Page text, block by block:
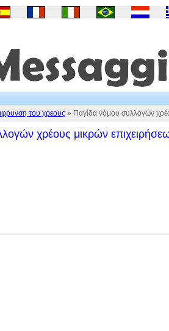
του χρεους » Παγίδα νόμου συλλογών
χρέους μικρών